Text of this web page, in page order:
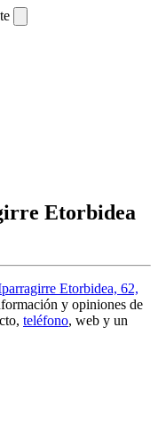
Etorbidea
Etorbidea, 62,
y opiniones de
teléfono, web y un